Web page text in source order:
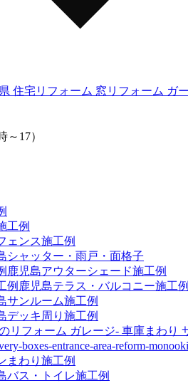
～17）
工例
ェンス施工例
シャッター・雨戸・面格子
アウターシェード施工例
テラス・バルコニー施工例
サンルーム施工例
デッキ周り施工例
まわり施工例
バス・トイレ施工例